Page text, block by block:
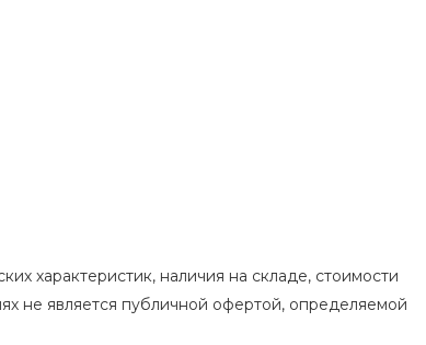
характеристик, наличия на складе, стоимости
не является публичной офертой, определяемой